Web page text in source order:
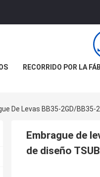
RECORRIDO POR LA
De Levas BB35-2GD/BB35-
Embrague de
de diseño